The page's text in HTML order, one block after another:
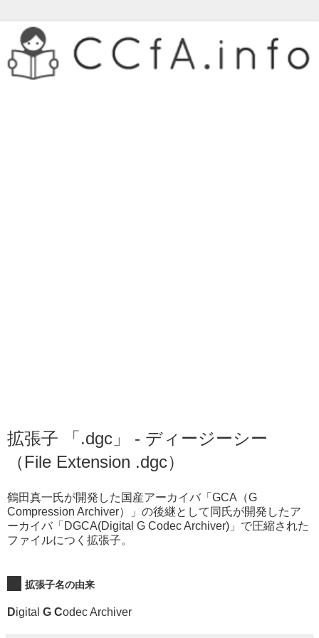
拡張子 「.dgc」 - ディージーシー
（File Extension .dgc）
鶴田真一氏が開発した国産アーカイバ「GCA（G
Compression Archiver）」の後継として同氏が開発したア
ーカイバ「DGCA(Digital G Codec Archiver)」で圧縮された
ファイルにつく拡張子。
拡張子名の由来
Digital G Codec Archiver